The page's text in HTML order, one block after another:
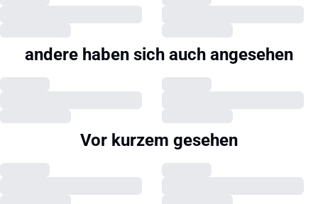
andere haben sich auch angesehen
Vor kurzem gesehen